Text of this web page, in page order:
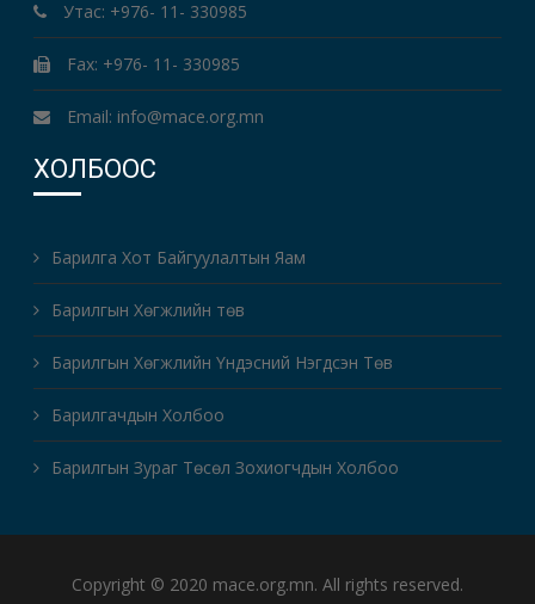
Утас: +976- 11- 330985
Fax: +976- 11- 330985
Email: info@mace.org.mn
ХОЛБООС
Барилга Хот Байгуулалтын Яам
Барилгын Хөгжлийн төв
Барилгын Хөгжлийн Үндэсний Нэгдсэн Төв
Барилгачдын Холбоо
Барилгын Зураг Төсөл Зохиогчдын Холбоо
Copyright © 2020 mace.org.mn. All rights reserved.